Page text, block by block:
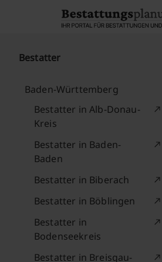
Bestatter
Baden-Württemberg
Bestatter in Alb-Donau-
Kreis
Bestatter in Baden-
Baden
Bestatter in Biberach
Bestatter in Böblingen
Bestatter in
Bodenseekreis
Bestatter in Breisgau-